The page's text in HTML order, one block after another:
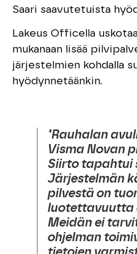
Saari saavutetuista
Lakeus Officella
mukanaan lisää
järjestelmien kohdalla
hyödynnetäänkin.
"Rauhalan
Visma Novan
Siirto tapahtui
Järjestelmän
pilvestä on
luotettavuutta
Meidän ei
ohjelman